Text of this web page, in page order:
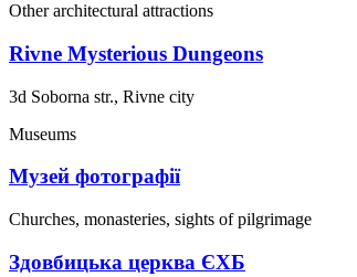
Other architectural attractions
Rivne Mysterious Dungeons
3d Soborna str., Rivne city
Museums
Музей фотографії
Churches, monasteries, sights of pilgrimage
Здовбицька церква ЄХБ